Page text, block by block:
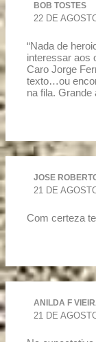
BOB TOSTES
22 DE
“Nada de
interessar aos
Caro Jorge
texto…ou
na fila.
JOSE
21 DE
Com certeza
ANILDA F
21 DE